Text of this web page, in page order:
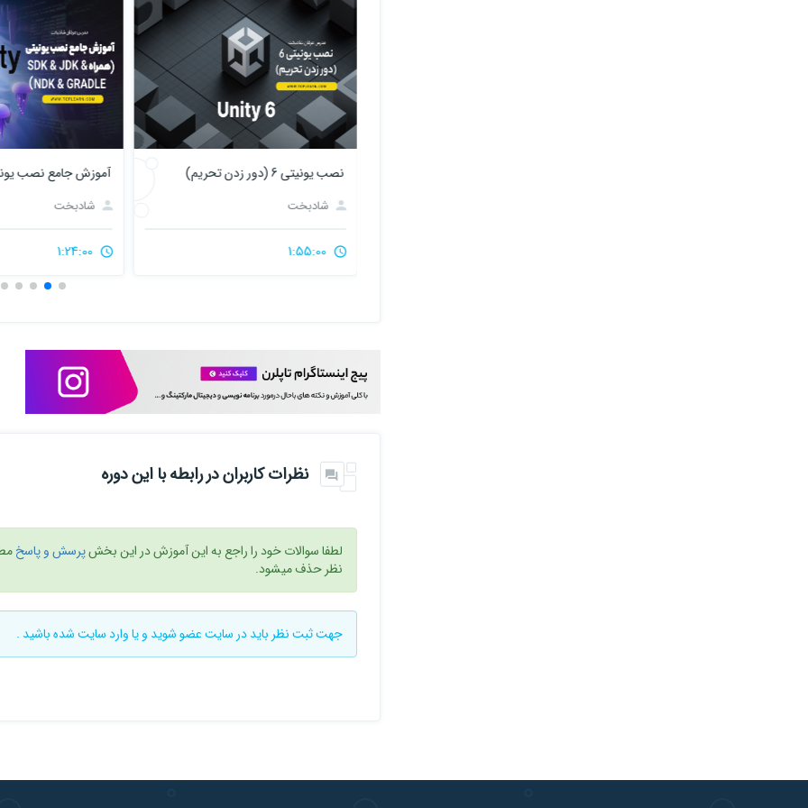
نصب یونیتی 6 (دور زدن تحریم)
شادبخت
1:55:00
شادبخت
1:24:00
نظرات کاربران در رابطه با این دوره
لطفا سوالات خود را راجع به این آموزش در این بخشپرسش و پاسخ
نظر حذف میشود.
جهت ثبت نظر باید در سایتعضو شوید و یاوارد سایتشده باشید .